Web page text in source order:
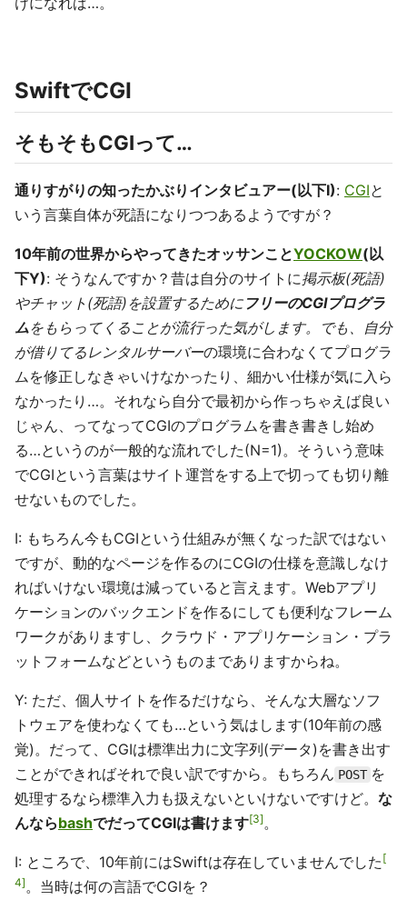
SwiftでCGI
そもそもCGIって…
通りすがりの知ったかぶりインタビュアー(以下I): CGIと
いう言葉自体が死語になりつつあるようですが？
10年前の世界からやってきたオッサンことYOCKOW(以
下Y): そうなんですか？昔は自分のサイトに掲示板(死語)
やチャット(死語)を設置するために フリーのCGIプログラ
ムをもらってくることが流行った気がします。でも、自分
が借りてるレンタルサーバーの環境に合わなくてプログラ
ムを修正しなきゃいけなかったり、細かい仕様が気に入ら
なかったり…。それなら自分で最初から作っちゃえば良い
じゃん、ってなってCGIのプログラムを書き書きし始め
る…というのが一般的な流れでした(N=1)。そういう意味
でCGIという言葉はサイト運営をする上で切っても切り離
せないものでした。
I: もちろん今もCGIという仕組みが無くなった訳ではない
ですが、動的なページを作るのにCGIの仕様を意識しなけ
ればいけない環境は減っていると言えます。Webアプリ
ケーションのバックエンドを作るにしても便利なフレーム
ワークがありますし、クラウド・アプリケーション・プラ
ットフォームなどというものまでありますからね。
Y: ただ、個人サイトを作るだけなら、そんな大層なソフ
トウェアを使わなくても…という気はします(10年前の感
覚)。だって、CGIは標準出力に文字列(データ)を書き出す
ことができればそれで良い訳ですから。もちろん POST を
処理するなら標準入力も扱えないといけないですけど。 な
んならbashでだってCGIは書けます 3 。
I: ところで、10年前にはSwiftは存在していませんでした
4 。当時は何の言語でCGIを？